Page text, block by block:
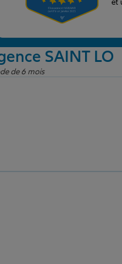
SAINT LO
de 6 mois